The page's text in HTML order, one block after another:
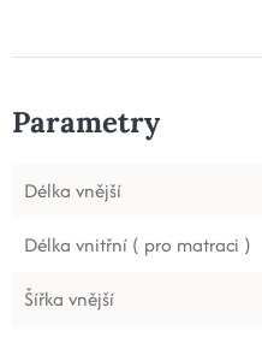
Parametry
Délka vnější
Délka vnitřní ( pro matraci )
Šířka vnější